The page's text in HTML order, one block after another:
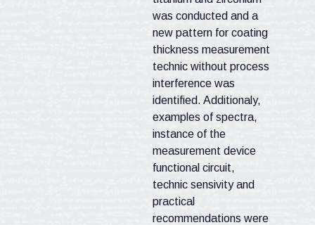
was conducted and a
new pattern for coating
thickness measurement
technic without process
interference was
identified.Additionaly,
examples of spectra,
instance of the
measurement device
functional circuit,
technic sensivityand
practical
recommendations were